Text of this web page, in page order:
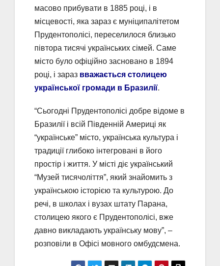
масово прибувати в 1885 році, і в
місцевості, яка зараз є муніципалітетом
Прудентополісі, переселилося близько
півтора тисячі українських сімей. Саме
місто було офіційно засновано в 1894
році, і зараз вважається столицею
української громади в Бразилії.
“Сьогодні Прудентополісі добре відоме в
Бразилії і всій Південній Америці як
“українське” місто, українська культура і
традиції глибоко інтегровані в його
простір і життя. У місті діє український
“Музей тисячоліття”, який знайомить з
українською історією та культурою. До
речі, в школах і вузах штату Парана,
столицею якого є Прудентополісі, вже
давно викладають українську мову”, –
розповіли в Офісі мовного омбудсмена.